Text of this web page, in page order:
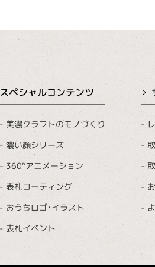
スペシャルコンテンツ
美濃クラフトのモノづくり
濃い顔シリーズ
360°アニメーション
表札コーティング
おうちロゴ・イラスト
表札イベント